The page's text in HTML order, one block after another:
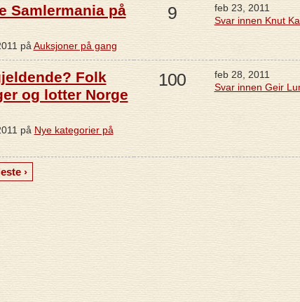
Samlermania på
på Auksjoner på gang
9
feb 23, 2011
Svar innen Knut
Folk
og lotter Norge
på Nye kategorier på
100
feb 28, 2011
Svar innen Geir
›